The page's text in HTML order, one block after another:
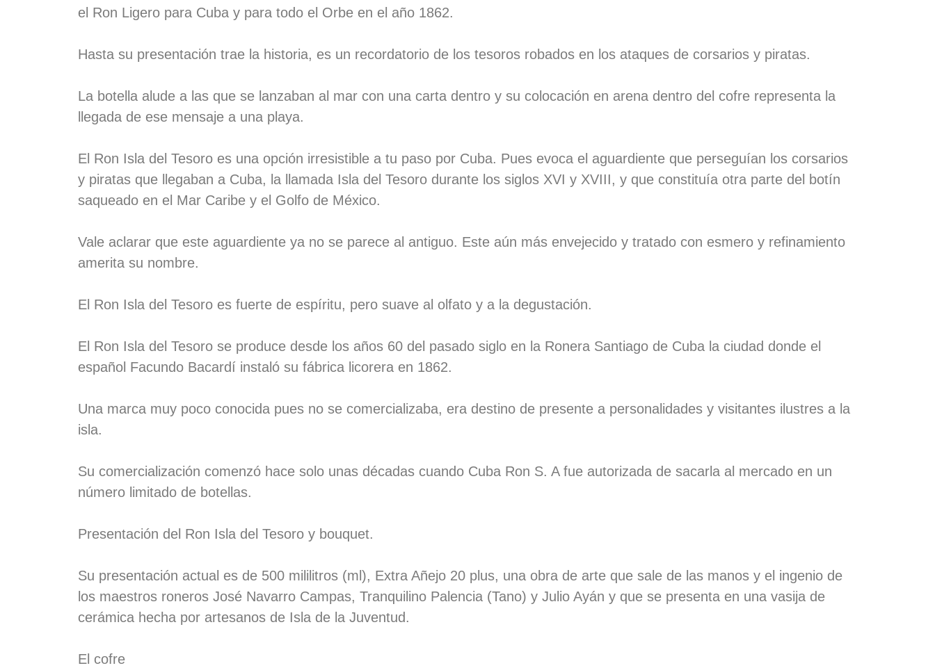
el Ron Ligero para Cuba y para todo el Orbe en el año 1862.
Hasta su presentación trae la historia, es un recordatorio de los tesoros robados en los ataques de corsarios y piratas.
La botella alude a las que se lanzaban al mar con una carta dentro y su colocación en arena dentro del cofre representa la
llegada de ese mensaje a una playa.
El Ron Isla del Tesoro es una opción irresistible a tu paso por Cuba. Pues evoca el aguardiente que perseguían los corsarios
y piratas que llegaban a Cuba, la llamada Isla del Tesoro durante los siglos XVI y XVIII, y que constituía otra parte del botín
saqueado en el Mar Caribe y el Golfo de México.
Vale aclarar que este aguardiente ya no se parece al antiguo. Este aún más envejecido y tratado con esmero y refinamiento
amerita su nombre.
El Ron Isla del Tesoro es fuerte de espíritu, pero suave al olfato y a la degustación.
El Ron Isla del Tesoro se produce desde los años 60 del pasado siglo en la Ronera Santiago de Cuba la ciudad donde el
español Facundo Bacardí instaló su fábrica licorera en 1862.
Una marca muy poco conocida pues no se comercializaba, era destino de presente a personalidades y visitantes ilustres a la
isla.
Su comercialización comenzó hace solo unas décadas cuando Cuba Ron S. A fue autorizada de sacarla al mercado en un
número limitado de botellas.
Presentación del Ron Isla del Tesoro y bouquet.
Su presentación actual es de 500 mililitros (ml), Extra Añejo 20 plus, una obra de arte que sale de las manos y el ingenio de
los maestros roneros José Navarro Campas, Tranquilino Palencia (Tano) y Julio Ayán y que se presenta en una vasija de
cerámica hecha por artesanos de Isla de la Juventud.
El cofre